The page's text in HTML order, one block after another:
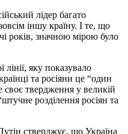
лідер багато
іншу країну. І те, що
років, значною мірою було
яку показувало
та росіяни це “один
своє твердження у великій
розділення росіян та
стверджує, що Україна